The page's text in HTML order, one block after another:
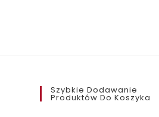
Szybkie Dodawanie
Produktów Do Koszyka